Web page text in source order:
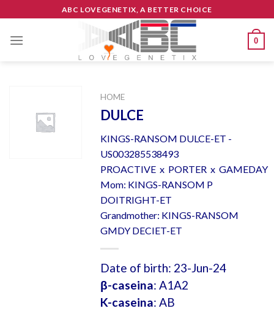
to
content
ABC LOVEGENETIX, A BETTER CHOICE
0
HOME
DULCE
KINGS-RANSOM DULCE-ET -
US003285538493
PROACTIVE x PORTER x GAMEDAY
Mom: KINGS-RANSOM P
DOITRIGHT-ET
Grandmother: KINGS-RANSOM
GMDY DECIET-ET
Date of birth: 23-Jun-24
β-caseina: A1A2
K-caseina: AB